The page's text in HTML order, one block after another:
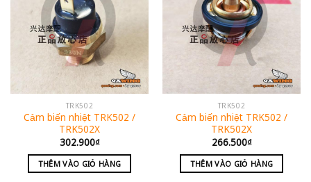
TRK502
Cảm biến nhiệt TRK502 /
TRK502X
302.900₫
THÊM VÀO GIỎ HÀNG
TRK502
Cảm biến nhiệt TRK502 /
TRK502X
266.500₫
THÊM VÀO GIỎ HÀNG